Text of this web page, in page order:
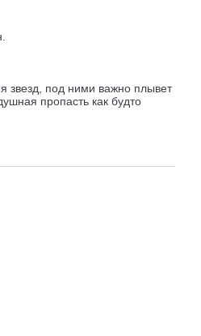
звезд, под ними важно плывет
пропасть как будто